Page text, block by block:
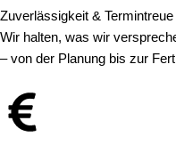
Zuverlässigkeit & Termintreue
Wir halten, was wir
– von der Planung bis zur